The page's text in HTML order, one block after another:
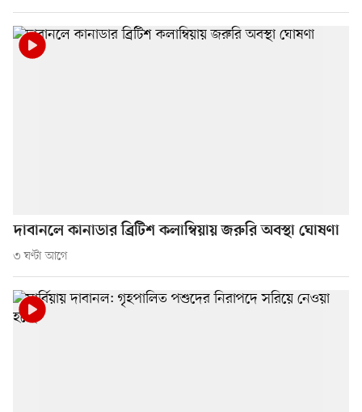
দাবানলে কানাডার ব্রিটিশ কলাম্বিয়ায় জরুরি অবস্থা ঘোষণা
৩ ঘণ্টা আগে